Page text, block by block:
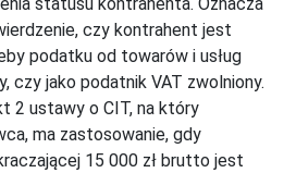
czy kontrahent jest
podatku od towarów i usług
czy jako podatnik VAT zwolniony.
2 ustawy o CIT, na który
ma zastosowanie, gdy
15 000 zł brutto jest